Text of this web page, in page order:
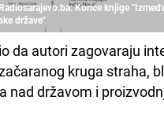
Korice knjige
države"
da autori zagovaraju
kruga straha,
nad državom i